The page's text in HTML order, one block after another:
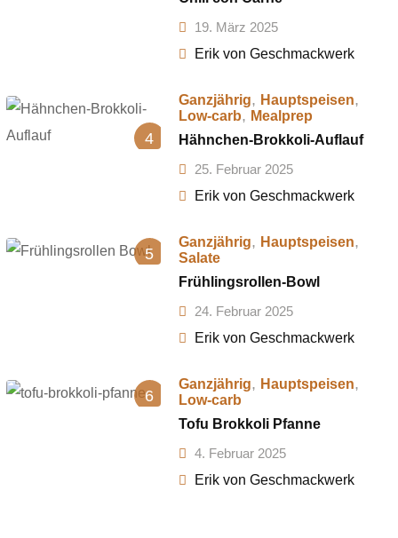
19. März 2025
Erik von Geschmackwerk
4
Ganzjährig, Hauptspeisen,
Low-carb, Mealprep
Hähnchen-Brokkoli-Auflauf
25. Februar 2025
Erik von Geschmackwerk
5
Ganzjährig, Hauptspeisen,
Salate
Frühlingsrollen-Bowl
24. Februar 2025
Erik von Geschmackwerk
6
Ganzjährig, Hauptspeisen,
Low-carb
Tofu Brokkoli Pfanne
4. Februar 2025
Erik von Geschmackwerk